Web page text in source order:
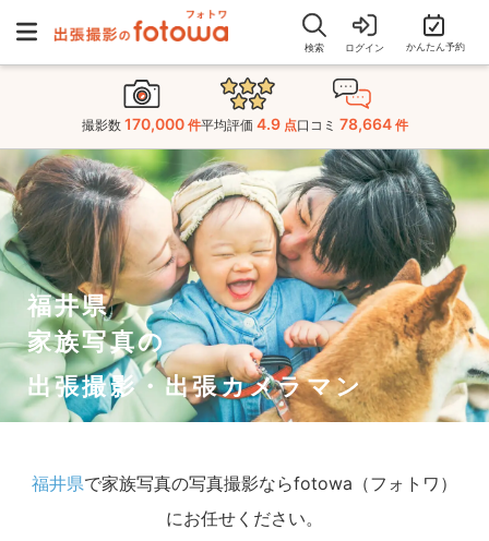
検索 ログイン かんたん予約
撮影数 170,000 件平均評価 4.9 点口コミ 78,664 件
福井県
家族写真の
出張撮影・出張カメラマン
福井県で家族写真の写真撮影ならfotowa（フォトワ）
にお任せください。